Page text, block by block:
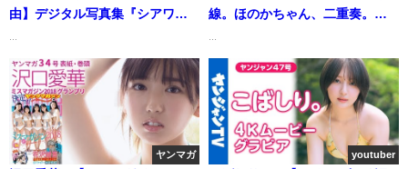
由】デジタル写真集『シアワセ
Niiya（2024年03月04日） | 週プ
レChannel【集英社 週刊プレイ
ボーイ公式】さんより
線。ほのかちゃん、二重奏。／
21, 2025) | アイドルニッポン公
式YouTubeチャンネルさんより
ヤンマガ youtuber